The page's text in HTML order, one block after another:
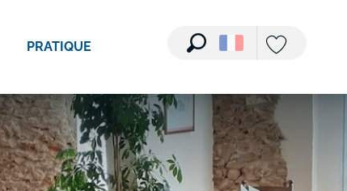
Recherche
PRATIQUE